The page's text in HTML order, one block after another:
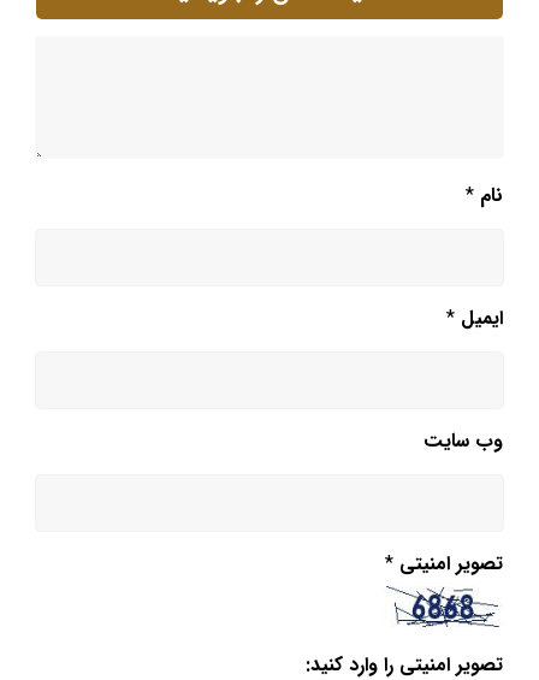
نام *
ایمیل *
وب‌ سایت
تصویر امنیتی *
تصویر امنیتی را وارد کنید: